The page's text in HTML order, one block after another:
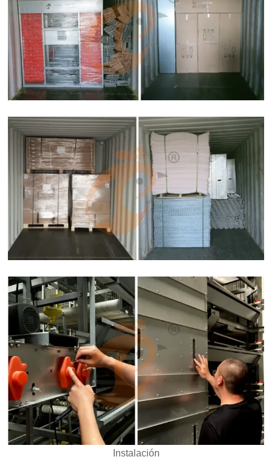
Instalación